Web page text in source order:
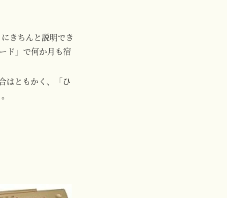
きちんと説明でき
ド」で何か月も宿
はともかく、「ひ